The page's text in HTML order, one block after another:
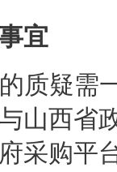
宜
质疑需
山西省
采购平